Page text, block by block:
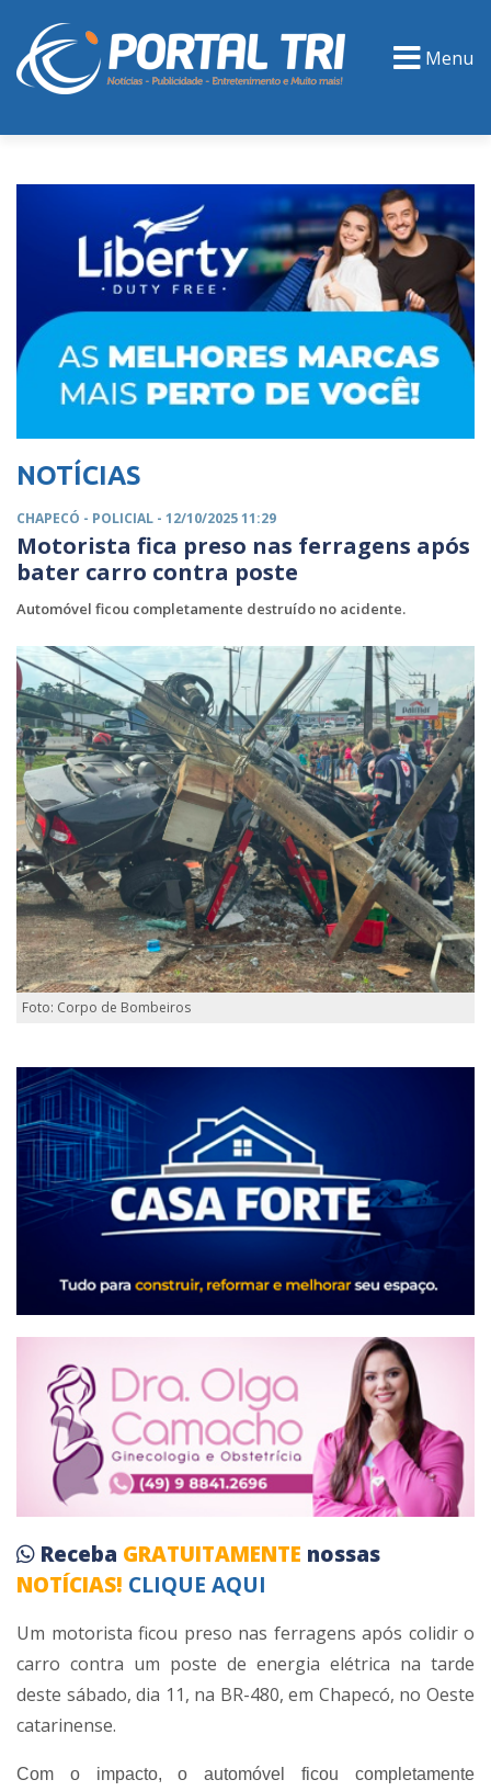
Menu
NOTÍCIAS
CHAPECÓ - POLICIAL - 12/10/2025 11:29
Motorista fica preso nas ferragens após
bater carro contra poste
Automóvel ficou completamente destruído no acidente.
Foto: Corpo de Bombeiros
Receba GRATUITAMENTE nossas
NOTÍCIAS! CLIQUE AQUI
Um motorista ficou preso nas ferragens após colidir o
carro contra um poste de energia elétrica na tarde
deste sábado, dia 11, na BR-480, em Chapecó, no Oeste
catarinense.
Com o impacto, o automóvel ficou completamente